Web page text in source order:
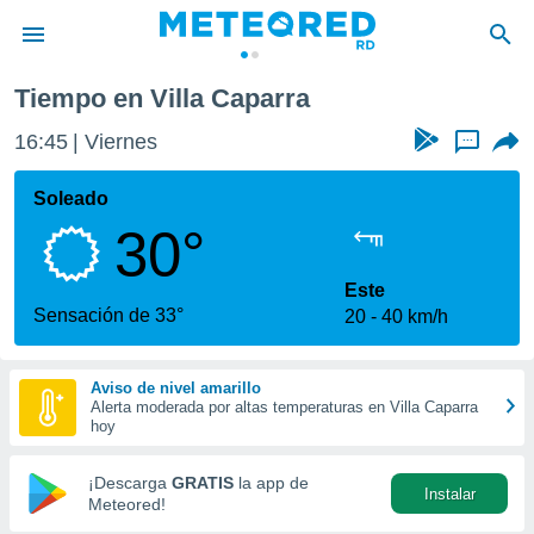
de
ha sido
calidad.
a este
las
y
forma
digital
basada
Tiempo en Villa Caparra
16:45 Viernes ...
Soleado
30°
Sensación de 33°
Este
20
40 km/h
Aviso de nivel amarillo
Alerta moderada por altas temperaturas en Villa Caparra
hoy
¡Descarga GRATIS la app de
Meteored!
Instalar